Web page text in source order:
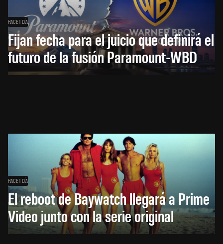
HACE 1 DÍA
Fijan fecha para el juicio que definirá el
futuro de la fusión Paramount-WBD
HACE 1 DÍA
El reboot de Baywatch llegará a Prime
Video junto con la serie original